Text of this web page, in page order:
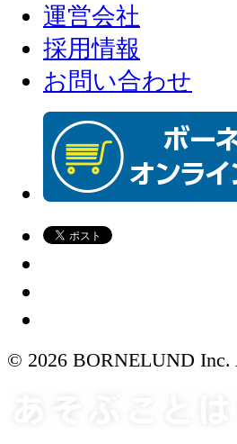
運営会社
採用情報
お問い合わせ
© 2026 BORNELUND Inc.